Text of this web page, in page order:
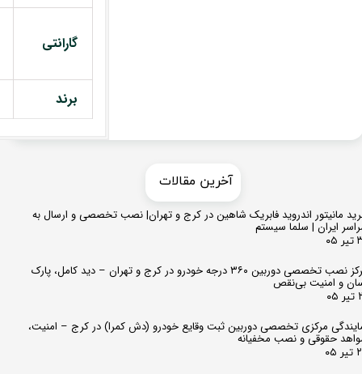
گارانتی
برند
مانیتور اندروید فابریک شاهین در کرج و تهران| نصب تخصصی و ارسال به
ایران | سلما سیستم
مرکز نصب تخصصی دوربین ۳۶۰ درجه خودرو در کرج و تهران – دید کامل، پارک
و امنیت بی‌نقص
مرکزی تخصصی دوربین ثبت وقایع خودرو (دش کمرا) در کرج – امنیت،
حقوقی و نصب مخفیانه
​​آخرین مقالات